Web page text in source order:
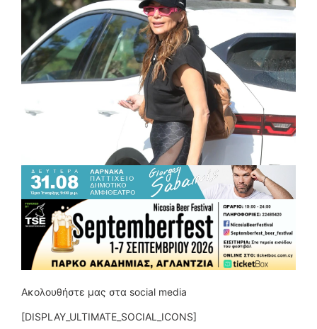
Ακολουθήστε μας στα social media
[DISPLAY_ULTIMATE_SOCIAL_ICONS]